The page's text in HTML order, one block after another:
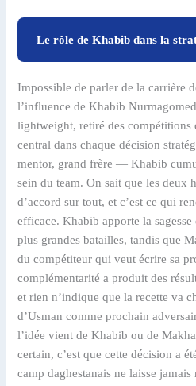
Le rôle de Khabib dans la
Impossible de parler de la carrière
l’influence de Khabib
lightweight, retiré des compétitions
central dans chaque décision
mentor, grand frère — Khabib
sein du team. On sait que les deux
d’accord sur tout, et c’est ce qui
efficace. Khabib apporte la
plus grandes batailles, tandis que
du compétiteur qui veut écrire sa
complémentarité a produit des
et rien n’indique que la recette va
d’Usman comme prochain
l’idée vient de Khabib ou de
certain, c’est que cette décision a
camp daghestanais ne laisse jamais